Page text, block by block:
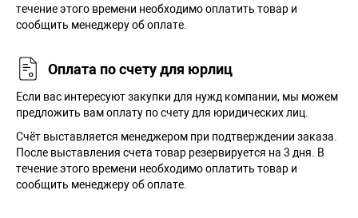
течение этого времени необходимо оплатить товар и
сообщить менеджеру об оплате.
Оплата по счету для юрлиц
Если вас интересуют закупки для нужд компании, мы можем
предложить вам оплату по счету для юридических лиц.
Счёт выставляется менеджером при подтверждении заказа.
После выставления счета товар резервируется на 3 дня. В
течение этого времени необходимо оплатить товар и
сообщить менеджеру об оплате.